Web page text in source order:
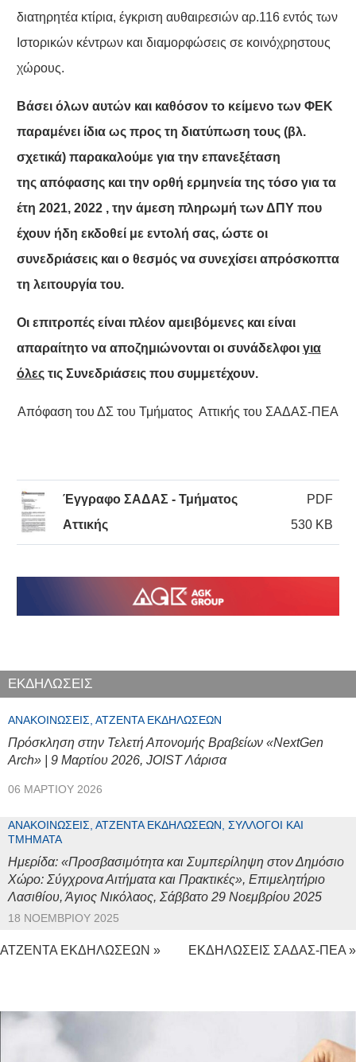
διατηρητέα κτίρια, έγκριση αυθαιρεσιών αρ.116 εντός των
Ιστορικών κέντρων και διαμορφώσεις σε κοινόχρηστους
χώρους.
Βάσει όλων αυτών και καθόσον το κείμενο των ΦΕΚ
παραμένει ίδια ως προς τη διατύπωση τους (βλ.
σχετικά) παρακαλούμε για την επανεξέταση
της απόφασης και την ορθή ερμηνεία της τόσο για τα
έτη 2021, 2022 , την άμεση πληρωμή των ΔΠΥ που
έχουν ήδη εκδοθεί με εντολή σας, ώστε οι
συνεδριάσεις και ο θεσμός να συνεχίσει απρόσκοπτα
τη λειτουργία του.
Οι επιτροπές είναι πλέον αμειβόμενες και είναι
απαραίτητο να αποζημιώνονται οι συνάδελφοι για
όλεςτις Συνεδριάσεις που συμμετέχουν.
Απόφαση του ΔΣ του Τμήματος Αττικής του ΣΑΔΑΣ-ΠΕΑ
Έγγραφο ΣΑΔΑΣ - Τμήματος
Αττικής
PDF
530 KB
ΕΚΔΗΛΩΣΕΙΣ
ΑΝΑΚΟΙΝΏΣΕΙΣ, ΑΤΖΈΝΤΑ ΕΚΔΗΛΏΣΕΩΝ
Πρόσκληση στην Τελετή Απονομής Βραβείων «NextGen
Arch» | 9 Μαρτίου 2026, JOIST Λάρισα
06 ΜΑΡΤΊΟΥ 2026
ΑΝΑΚΟΙΝΏΣΕΙΣ, ΑΤΖΈΝΤΑ ΕΚΔΗΛΏΣΕΩΝ, ΣΎΛΛΟΓΟΙ ΚΑΙ
ΤΜΉΜΑΤΑ
Ημερίδα: «Προσβασιμότητα και Συμπερίληψη στον Δημόσιο
Χώρο: Σύγχρονα Αιτήματα και Πρακτικές», Επιμελητήριο
Λασιθίου, Άγιος Νικόλαος, Σάββατο 29 Νοεμβρίου 2025
18 ΝΟΕΜΒΡΊΟΥ 2025
ΑΤΖΕΝΤΑ ΕΚΔΗΛΩΣΕΩΝ » ΕΚΔΗΛΩΣΕΙΣ ΣΑΔΑΣ-ΠΕΑ »